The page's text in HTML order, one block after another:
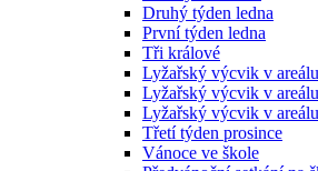
Druhý týden ledna
První týden ledna
Tři králové
Lyžařský výcvik v
Lyžařský výcvik v
Lyžařský výcvik v
Třetí týden prosince
Vánoce ve škole